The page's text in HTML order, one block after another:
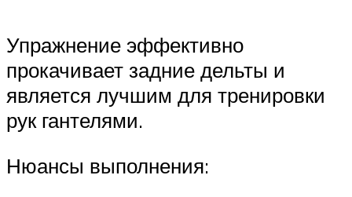
Упражнение эффективно
прокачивает задние дельты и
является лучшим для тренировки
рук гантелями.
Нюансы выполнения: